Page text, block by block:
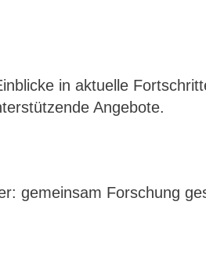
in aktuelle
Angebote.
gemeinsam Forschung